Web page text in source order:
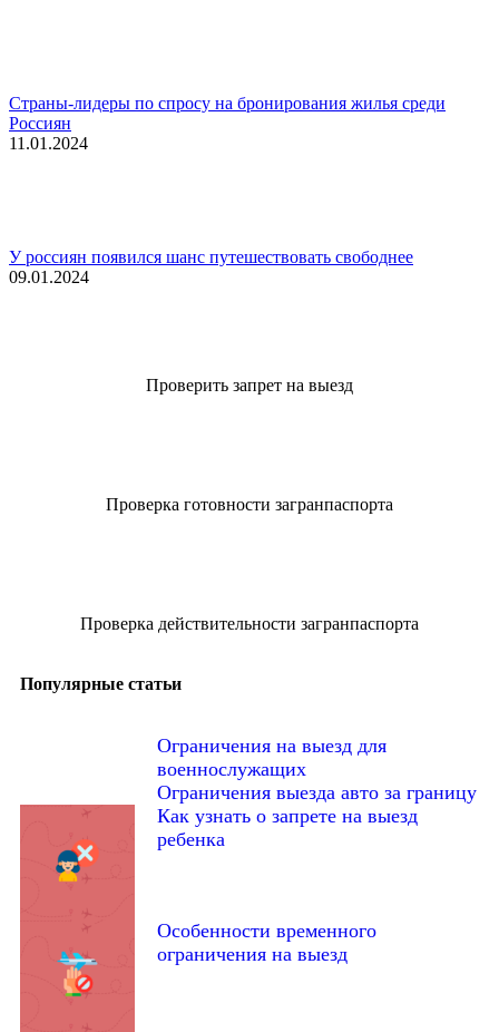
Страны-лидеры по спросу на бронирования жилья среди
Россиян
11.01.2024
У россиян появился шанс путешествовать свободнее
09.01.2024
Проверить запрет на выезд
Проверка готовности загранпаспорта
Проверка действительности загранпаспорта
Популярные статьи
Ограничения на выезд для
военнослужащих
Ограничения выезда авто за границу
Как узнать о запрете на выезд
ребенка
Особенности временного
ограничения на выезд